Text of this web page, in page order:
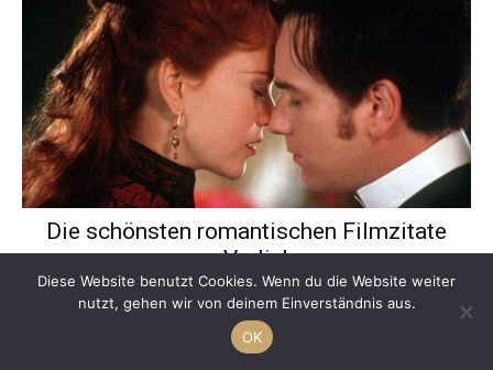
Die schönsten romantischen Filmzitate
zum Verlieben
Diese Website benutzt Cookies. Wenn du die Website weiter
nutzt, gehen wir von deinem Einverständnis aus.
OK